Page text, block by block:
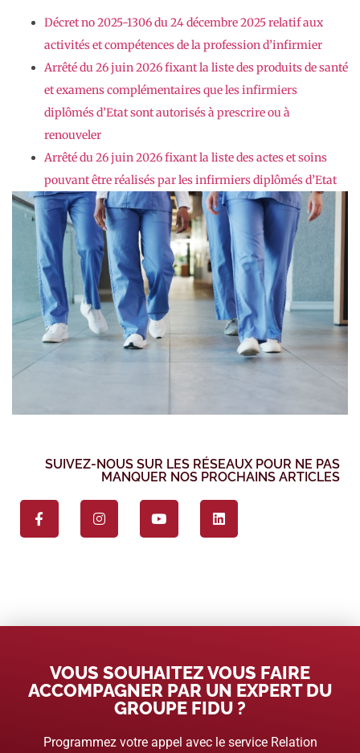
Décret no 2025-1306 du 24 décembre 2025 relatif aux
activités et compétences de la profession d’infirmier
Arrêté du 26 juin 2026 fixant la liste des produits de santé
et examens complémentaires que les infirmiers
diplômés d’Etat sont autorisés à prescrire ou à
renouveler
Arrêté du 26 juin 2026 fixant la liste des actes et soins
pouvant être réalisés par les infirmiers diplômés d’Etat
SUIVEZ-NOUS SUR LES RÉSEAUX POUR NE PAS
MANQUER NOS PROCHAINS ARTICLES
VOUS SOUHAITEZ VOUS FAIRE
ACCOMPAGNER PAR UN EXPERT DU
GROUPE FIDU ?
Programmez votre appel avec le service Relation